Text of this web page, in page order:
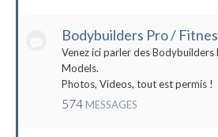
Bodybuilders Pro /
Venez ici parler des Bodybuilders
Models.
Photos, Videos, tout est permis !
574 MESSAGES